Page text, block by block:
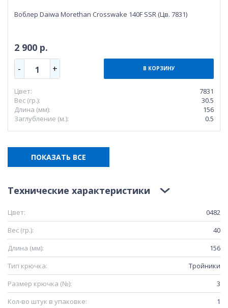
Воблер Daiwa Morethan Crosswake 140F SSR (Цв. 7831)
2 900 р.
- 1 + В КОРЗИНУ
Цвет:
7831
Вес (гр.):
30.5
Длина (мм):
156
Заглубление (м.):
0.5
ПОКАЗАТЬ ВСЕ
Технические характеристики
Цвет:
0482
Вес (гр.):
40
Длина (мм):
156
Тип крючка:
Тройники
Размер крючка (№):
3
Кол-во штук в упаковке:
1